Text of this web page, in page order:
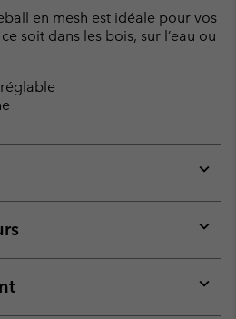
en mesh est idéale pour vos
soit dans les bois, sur l’eau ou
or
or